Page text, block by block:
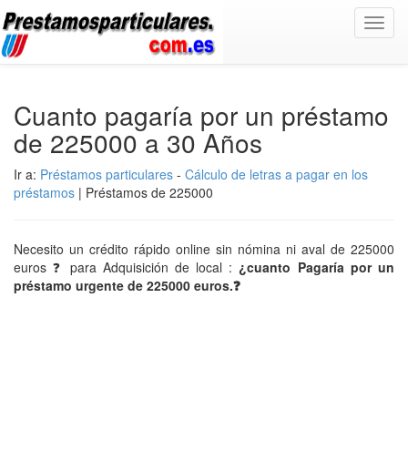
Cuanto pagaría por un préstamo
de 225000 a 30 Años
Ir a: Préstamos particulares - Cálculo de letras a pagar en los
préstamos | Préstamos de 225000
Necesito un crédito rápido online sin nómina ni aval de 225000
euros ❓ para Adquisición de local :¿cuanto Pagaría por un
préstamo urgente de 225000 euros.❓